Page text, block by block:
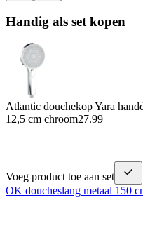
Handig als set kopen
Atlantic douchekop Yara
12,5 cm chroom27.99
Voeg product toe aan set
OK doucheslang metaal 150